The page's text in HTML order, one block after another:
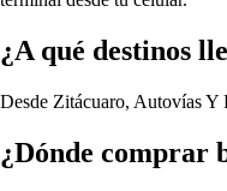
¿A qué destinos
Desde Zitácuaro, Autovías Y
¿Dónde comprar